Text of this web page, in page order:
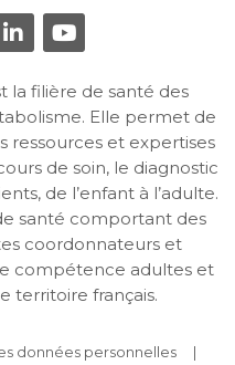
la filière de santé des
Elle permet de
ressources et expertises
de soin, le diagnostic
de l’enfant à l’adulte.
santé comportant des
coordonnateurs et
compétence adultes et
territoire français.
données personnelles